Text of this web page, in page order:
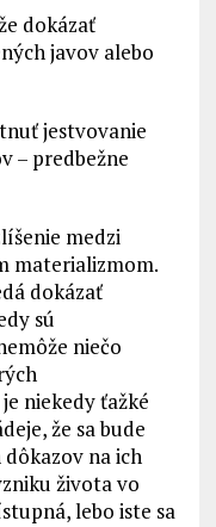
dokázať
javov alebo
jestvovanie
– predbežne
medzi
materializmom.
dokázať
sú
niečo
niekedy ťažké
že sa bude
na ich
života vo
lebo iste sa